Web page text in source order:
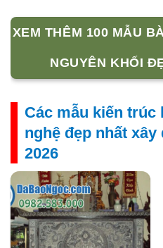
XEM THÊM 100 MẪU
NGUYÊN KHỐI
Các mẫu kiến trúc
nghệ đẹp nhất
2026